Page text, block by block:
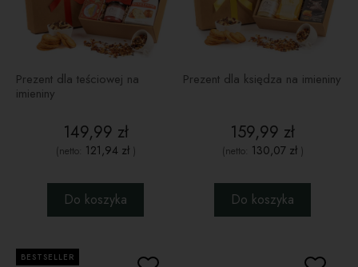
Prezent dla teściowej na
imieniny
149,99 zł
(netto: 121,94 zł)
Do koszyka
Prezent dla księdza na imieniny
159,99 zł
(netto: 130,07 zł)
Do koszyka
BESTSELLER